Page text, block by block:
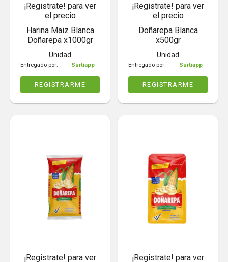
¡Registrate! para ver
el precio
Harina Maiz Blanca
Doñarepa x1000gr
Unidad
Entregado por: Surtiapp
REGISTRARME
¡Registrate! para ver
el precio
Doñarepa Blanca
x500gr
Unidad
Entregado por: Surtiapp
REGISTRARME
¡Registrate! para ver
¡Registrate! para ver